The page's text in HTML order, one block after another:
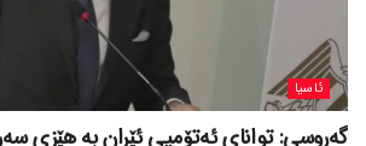
ئاسیا
گەروسی: توانای ئەتۆمیی ئێران بە هێزی